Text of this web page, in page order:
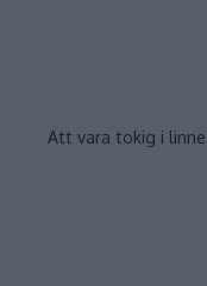
Att vara tokig i